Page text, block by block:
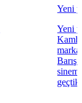
Yeni
Yeni
Barış